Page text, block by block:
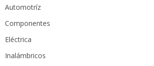
Automotríz
Componentes
Eléctrica
Inalámbricos